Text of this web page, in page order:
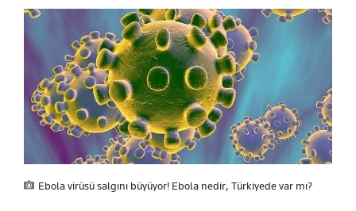
Ebola virüsü salgını büyüyor! Ebola nedir, Türkiyede var mı?